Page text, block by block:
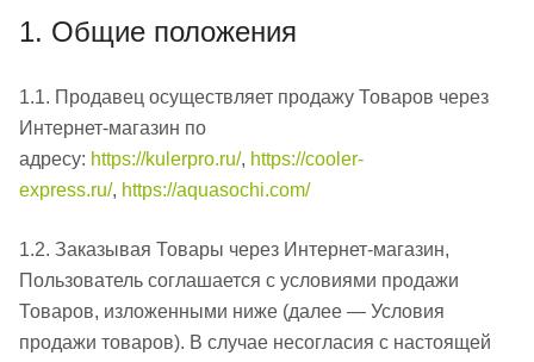
1. Общие положения
1.1. Продавец осуществляет продажу Товаров через
Интернет-магазин по
адресу: https://kulerpro.ru/, https://cooler-
express.ru/, https://aquasochi.com/
1.2. Заказывая Товары через Интернет-магазин,
Пользователь соглашается с условиями продажи
Товаров, изложенными ниже (далее — Условия
продажи товаров). В случае несогласия с настоящей